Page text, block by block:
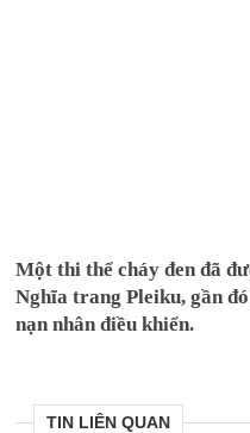
Một thi thể cháy đen đã
Nghĩa trang Pleiku, gần
nạn nhân điều khiển.
TIN LIÊN QUAN